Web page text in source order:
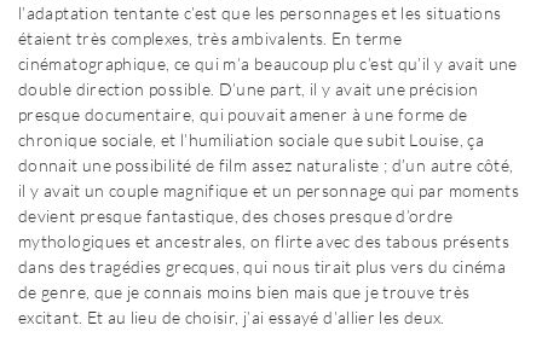
l’adaptation tentante c’est que les personnages et les situations
étaient très complexes, très ambivalents. En terme
cinématographique, ce qui m’a beaucoup plu c’est qu’il y avait une
double direction possible. D’une part, il y avait une précision
presque documentaire, qui pouvait amener à une forme de
chronique sociale, et l’humiliation sociale que subit Louise, ça
donnait une possibilité de film assez naturaliste ; d’un autre côté,
il y avait un couple magnifique et un personnage qui par moments
devient presque fantastique, des choses presque d’ordre
mythologiques et ancestrales, on flirte avec des tabous présents
dans des tragédies grecques, qui nous tirait plus vers du cinéma
de genre, que je connais moins bien mais que je trouve très
excitant. Et au lieu de choisir, j’ai essayé d’allier les deux.